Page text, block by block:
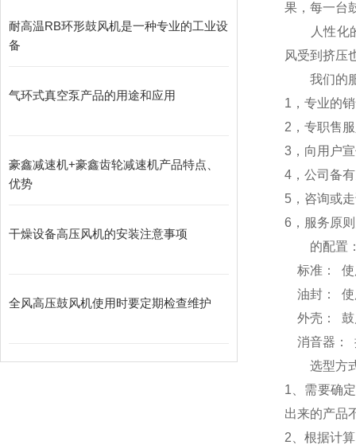
耐高温RB环形鼓风机是一种专业的工业设
备
气环式真空泵产品的用途和应用
豪鑫减速机+豪鑫齿轮减速机产品特点、
优势
干燥设备高压风机的安装注意事项
全风高压鼓风机使用时要定期检查维护
果，每一台
人性化
风受到挤压
我们的
1，专业的
2，专职售
3，向用户
4，公司备
5，咨询或
6，服务原
的配置
标准： 使
油封： 使
外壳： 鼓
消音器：
选型方
1、需要确
出来的产品
2、根据计